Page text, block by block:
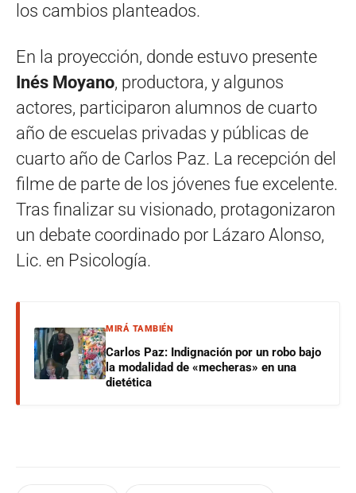
los cambios planteados.
En la proyección, donde estuvo presente
Inés Moyano, productora, y algunos
actores, participaron alumnos de cuarto
año de escuelas privadas y públicas de
cuarto año de Carlos Paz. La recepción del
filme de parte de los jóvenes fue excelente.
Tras finalizar su visionado, protagonizaron
un debate coordinado por Lázaro Alonso,
Lic. en Psicología.
MIRÁ TAMBIÉN
Carlos Paz: Indignación por un robo bajo
la modalidad de «mecheras» en una
dietética